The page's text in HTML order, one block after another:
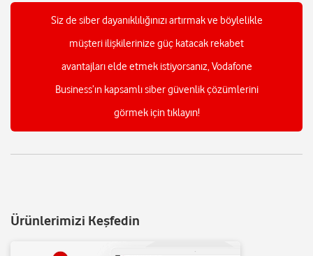
Siz de siber dayanıklılığınızı artırmak ve böylelikle
müşteri ilişkilerinize güç katacak rekabet
avantajları elde etmek istiyorsanız, Vodafone
Business’ın kapsamlı siber güvenlik çözümlerini
görmek için tıklayın!
Ürünlerimizi Keşfedin